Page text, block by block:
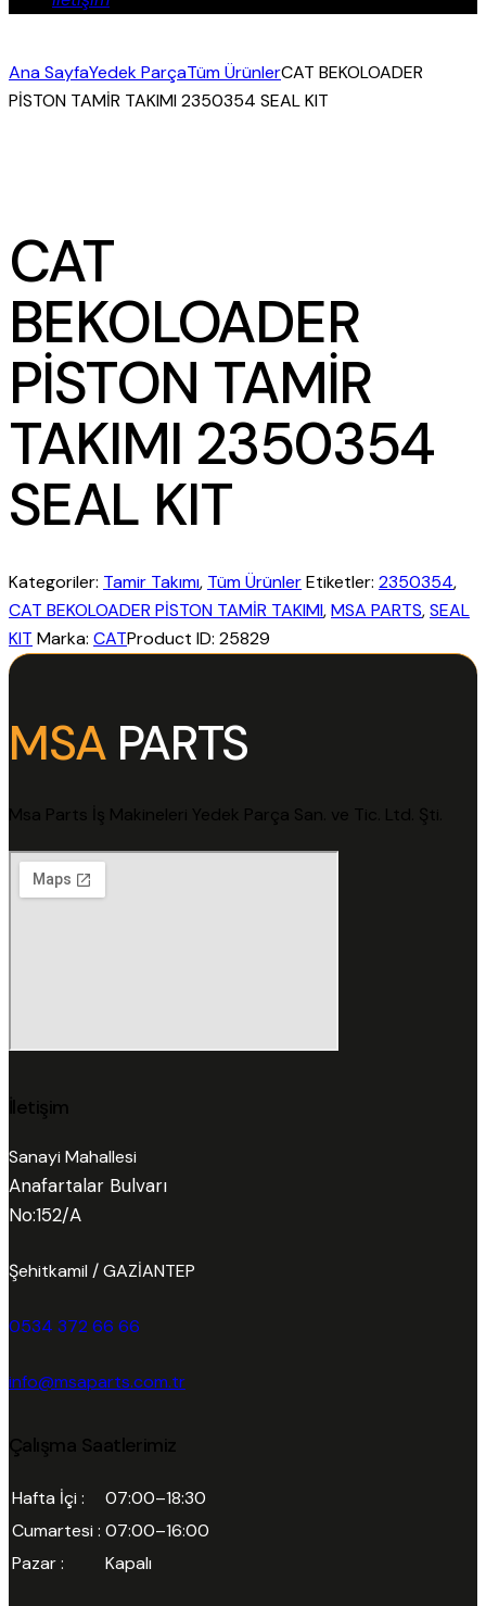
Ana SayfaYedek ParçaTüm ÜrünlerCAT BEKOLOADER
PİSTON TAMİR TAKIMI 2350354 SEAL KIT
CAT
BEKOLOADER
PİSTON TAMİR
TAKIMI 2350354
SEAL KIT
Kategoriler: Tamir Takımı, Tüm ÜrünlerEtiketler: 2350354,
CAT BEKOLOADER PİSTON TAMİR TAKIMI,MSA PARTS,SEAL
KIT Marka: CATProduct ID: 25829
MSA PARTS
Msa Parts İş Makineleri Yedek Parça San. ve Tic. Ltd. Şti.
İletişim
Sanayi Mahallesi
Anafartalar Bulvarı
No:152/A
Şehitkamil / GAZİANTEP
0534 372 66 66
info@msaparts.com.tr
Çalışma Saatlerimiz
Hafta İçi :
07:00–18:30
Cumartesi : 07:00–16:00
Pazar :
Kapalı